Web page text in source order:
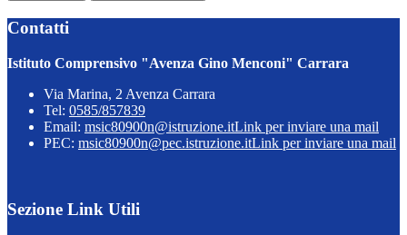
Contatti
Istituto Comprensivo "Avenza Gino Menconi" Carrara
Via Marina, 2 Avenza Carrara
Tel: 0585/857839
Email: msic80900n@istruzione.itLink per inviare una mail
PEC: msic80900n@pec.istruzione.itLink per inviare una mail
Sezione Link Utili